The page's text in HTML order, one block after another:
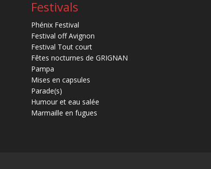
Festivals
Phénix Festival
Festival off Avignon
Festival Tout court
Fêtes nocturnes de GRIGNAN
Pampa
Mises en capsules
Parade(s)
Humour et eau salée
Marmaille en fugues